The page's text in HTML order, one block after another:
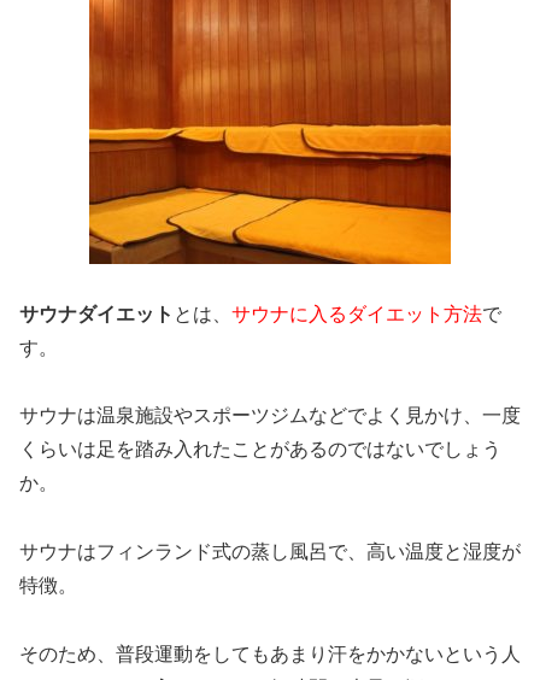
サウナダイエット とは、 サウナに入るダイエット方法で
す。
サウナは温泉施設やスポーツジムなどでよく見かけ、一度
くらいは足を踏み入れたことがあるのではないでしょう
か。
サウナはフィンランド式の蒸し風呂で、高い温度と湿度が
特徴。
そのため、普段運動をしてもあまり汗をかかないという人